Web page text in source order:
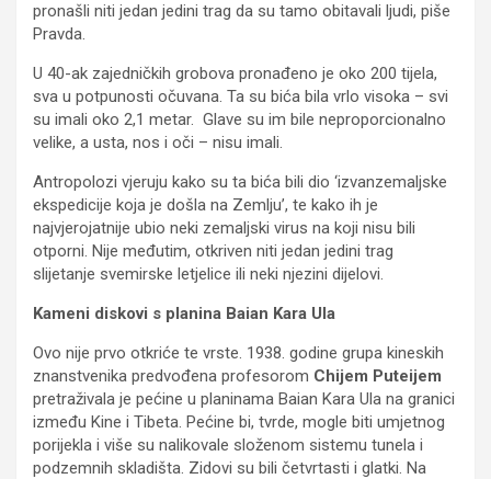
pronašli niti jedan jedini trag da su tamo obitavali ljudi, piše
Pravda.
U 40-ak zajedničkih grobova pronađeno je oko 200 tijela,
sva u potpunosti očuvana. Ta su bića bila vrlo visoka – svi
su imali oko 2,1 metar. Glave su im bile neproporcionalno
velike, a usta, nos i oči – nisu imali.
Antropolozi vjeruju kako su ta bića bili dio ‘izvanzemaljske
ekspedicije koja je došla na Zemlju’, te kako ih je
najvjerojatnije ubio neki zemaljski virus na koji nisu bili
otporni. Nije međutim, otkriven niti jedan jedini trag
slijetanje svemirske letjelice ili neki njezini dijelovi.
Kameni diskovi s planina Baian Kara Ula
Ovo nije prvo otkriće te vrste. 1938. godine grupa kineskih
znanstvenika predvođena profesorom Chijem Puteijem
pretraživala je pećine u planinama Baian Kara Ula na granici
između Kine i Tibeta. Pećine bi, tvrde, mogle biti umjetnog
porijekla i više su nalikovale složenom sistemu tunela i
podzemnih skladišta. Zidovi su bili četvrtasti i glatki. Na